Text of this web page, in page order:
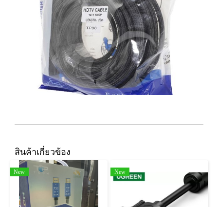
สินค้าเกี่ยวข้อง
New New